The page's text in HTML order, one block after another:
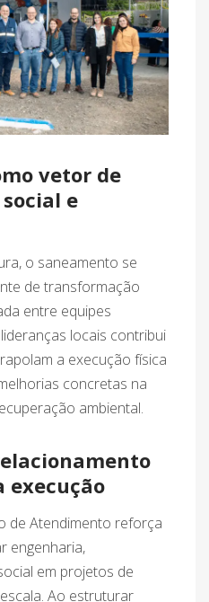
vetor de
e
o saneamento se
de transformação
entre equipes
locais contribui
a execução física
concretas na
ambiental.
execução
de Atendimento reforça
engenharia,
em projetos de
Ao estruturar